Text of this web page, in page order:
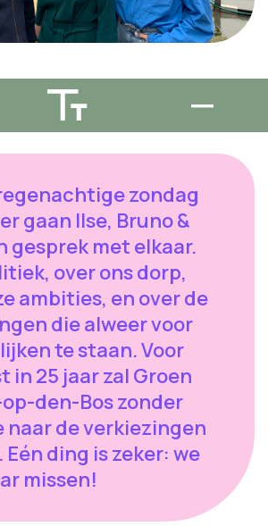
zondag
gaan Ilse, Bruno &
gesprek met elkaar.
over ons dorp,
ambities, en over de
die alweer voor
te staan. Voor
in 25 jaar zal Groen
den-Bos zonder
naar de verkiezingen
ding is zeker: we
missen!